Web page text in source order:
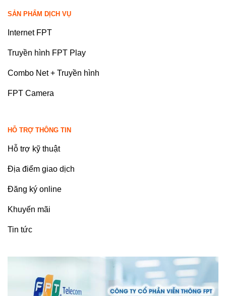
SẢN PHẨM DỊCH VỤ
Internet FPT
Truyền hình FPT Play
Combo Net + Truyền hình
FPT Camera
HỖ TRỢ THÔNG TIN
Hỗ trợ kỹ thuật
Địa điểm giao dịch
Đăng ký online
Khuyến mãi
Tin tức